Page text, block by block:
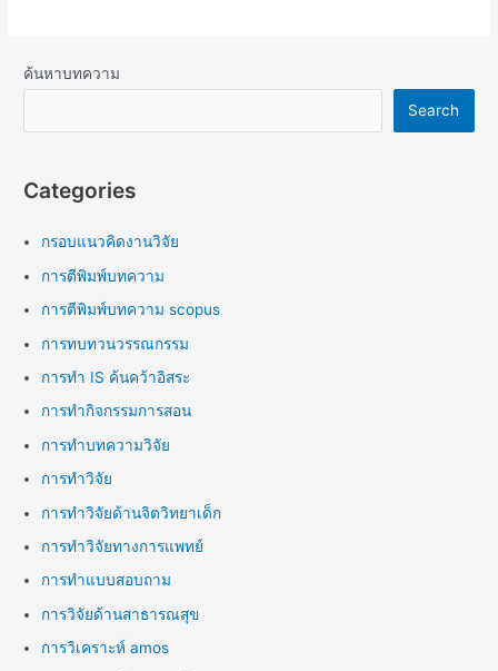
ค้นหาบทความ
Search
Categories
กรอบแนวคิดงานวิจัย
การตีพิมพ์บทความ
การตีพิมพ์บทความ scopus
การทบทวนวรรณกรรม
การทำ IS ค้นคว้าอิสระ
การทำกิจกรรมการสอน
การทำบทความวิจัย
การทำวิจัย
การทำวิจัยด้านจิตวิทยาเด็ก
การทำวิจัยทางการแพทย์
การทำแบบสอบถาม
การวิจัยด้านสาธารณสุข
การวิเคราะห์ amos